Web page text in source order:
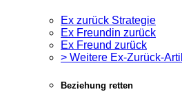
Ex zurück Strategie
Ex Freundin zurück
Ex Freund zurück
> Weitere Ex-Zurück-
Beziehung retten